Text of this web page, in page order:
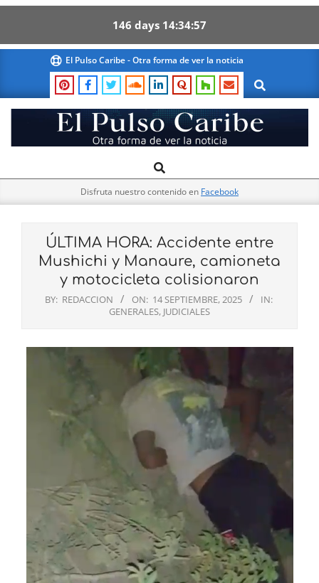
146 days 14 34 55
content
El Pulso Caribe - Otra forma de ver la noticia
Search
El
Pulso
Navigation
Search
Disfruta nuestro contenido en Facebook
ÚLTIMA HORA: Accidente entre
Mushichi y Manaure, camioneta
y motocicleta colisionaron
BY: REDACCION ON: 14 SEPTIEMBRE, 2025
IN:
GENERALES, JUDICIALES